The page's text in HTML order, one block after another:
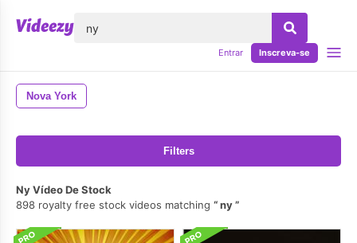
Entrar Inscreva-se
Nova York
Filters
Ny Vídeo De Stock
898 royalty free stock videos matching
ny